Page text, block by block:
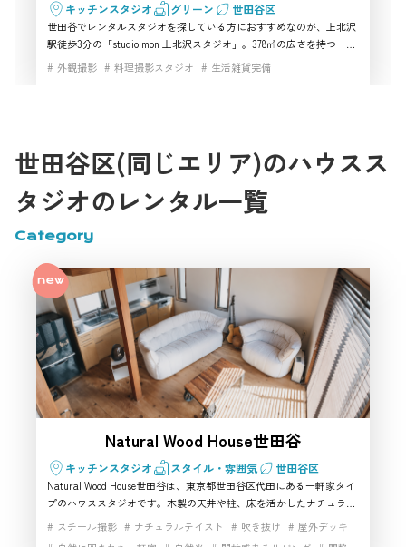
キッチンスタジオ グリーン 世田谷区
世田谷でレンタルスタジオを探している方におすすめなのが、上北沢
駅徒歩3分の「studio mon 上北沢スタジオ」。378㎡の広さを持つ一軒
家型ハウススタジオで、25帖のリビングや和室、寝室、キッチンな
外観撮影 料理撮影スタジオ 生活雑貨完備
世田谷区(同じエリア)のハウスス
タジオのレンタル一覧
Category
Natural Wood House世田谷
キッチンスタジオ スタイル・雰囲気 世田谷区
Natural Wood House世田谷は、東京都世田谷区代田にある一軒家タイ
プのハウススタジオです。木製の天井や柱、床を活かしたナチュラル
な空間で、自然光の入るリビングや吹き抜け、キッチン、ウッドデッ
スチール撮影 ナチュラルテイスト 吹き抜け
屋外デッキ